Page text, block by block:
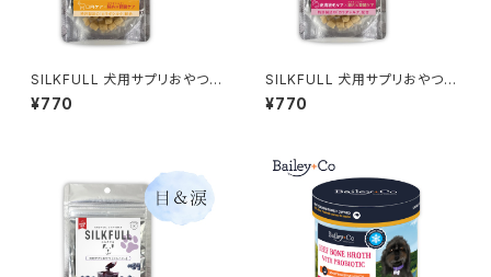
SILKFULL 犬用サプリおやつ
【口内ケア (マヌカハニー)】シル
クフル
¥770
SILKFULL 犬用サプリおやつ
【皮膚被毛ケア (クランベリー)】
シルクフル
¥770